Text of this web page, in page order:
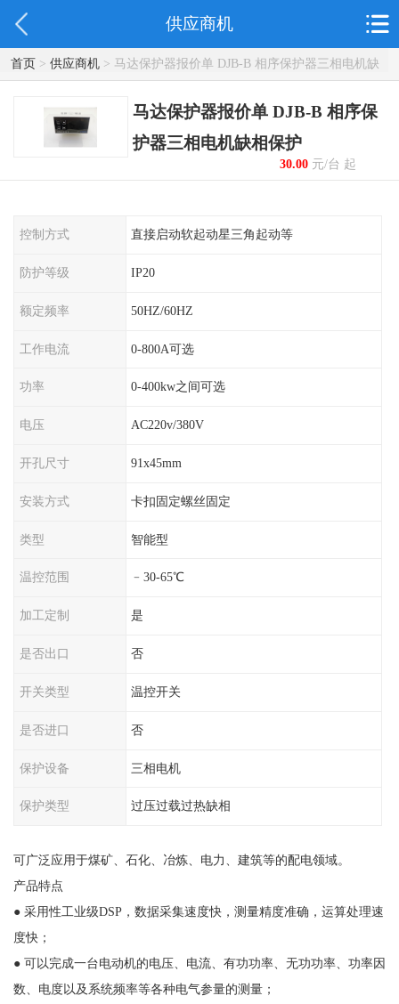
供应商机
首页> 供应商机> 马达保护器报价单 DJB-B 相序保护器三相电机缺
相保护
马达保护器报价单 DJB-B 相序保
护器三相电机缺相保护
30.00元/台 起
控制方式 直接启动软起动星三角起动等
防护等级 IP20
额定频率 50HZ/60HZ
工作电流 0-800A可选
功率 0-400kw之间可选
电压 AC220v/380V
开孔尺寸 91x45mm
安装方式 卡扣固定螺丝固定
类型 智能型
温控范围 ﹣30-65℃
加工定制 是
是否出口 否
开关类型 温控开关
是否进口 否
保护设备 三相电机
保护类型 过压过载过热缺相
可广泛应用于煤矿、石化、冶炼、电力、建筑等的配电领域。
产品特点
● 采用性工业级DSP，数据采集速度快，测量精度准确，运算处理速
度快；
● 可以完成一台电动机的电压、电流、有功功率、无功功率、功率因
数、电度以及系统频率等各种电气参量的测量；